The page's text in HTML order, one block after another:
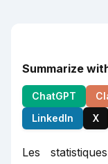
Summarize
ChatGPT
LinkedIn
X
Les